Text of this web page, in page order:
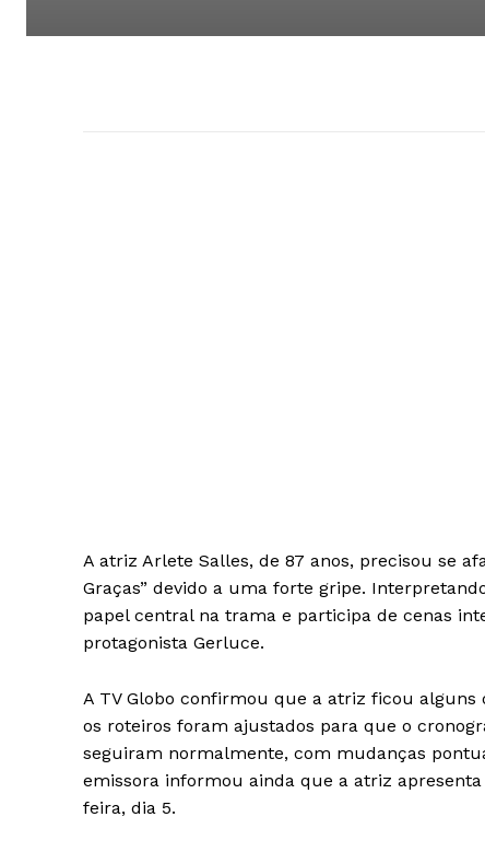
Aprenda
A atriz Arlete Salles, de 87 anos, precisou se
Graças” devido a uma forte gripe.
papel central na trama e participa de cenas
protagonista Gerluce.
A TV Globo confirmou que a atriz ficou
os roteiros foram ajustados para que o
seguiram normalmente, com mudanças
emissora informou ainda que a atriz
feira, dia 5.